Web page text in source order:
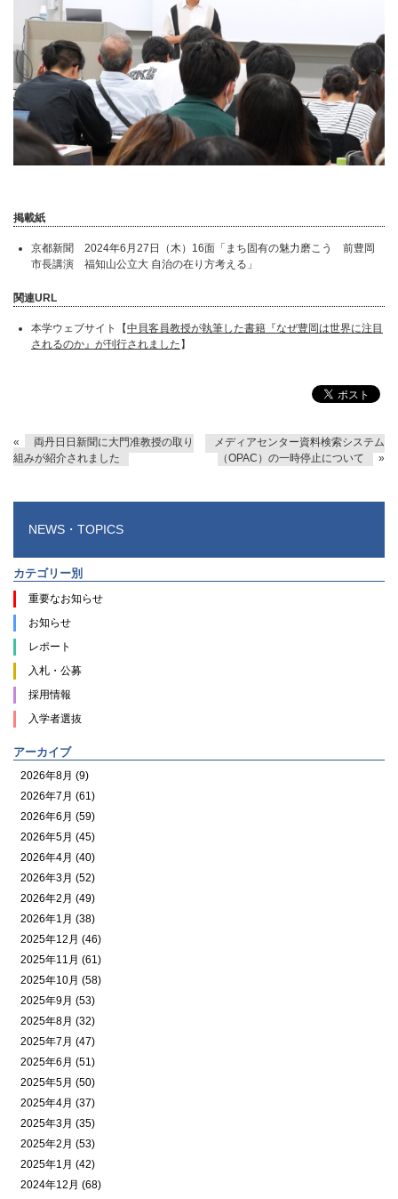
掲載紙
京都新聞 2024年6月27日（木）16面「まち固有の魅力磨こう 前豊岡
市長講演 福知山公立大 自治の在り方考える」
関連URL
本学ウェブサイト【中貝客員教授が執筆した書籍『なぜ豊岡は世界に注目
されるのか』が刊行されました】
«
両丹日日新聞に大門准教授の取り
組みが紹介されました
メディアセンター資料検索システム
（OPAC）の一時停止について
»
NEWS・TOPICS
カテゴリー別
重要なお知らせ
お知らせ
レポート
入札・公募
採用情報
入学者選抜
アーカイブ
2026年8月 (9)
2026年7月 (61)
2026年6月 (59)
2026年5月 (45)
2026年4月 (40)
2026年3月 (52)
2026年2月 (49)
2026年1月 (38)
2025年12月 (46)
2025年11月 (61)
2025年10月 (58)
2025年9月 (53)
2025年8月 (32)
2025年7月 (47)
2025年6月 (51)
2025年5月 (50)
2025年4月 (37)
2025年3月 (35)
2025年2月 (53)
2025年1月 (42)
2024年12月 (68)